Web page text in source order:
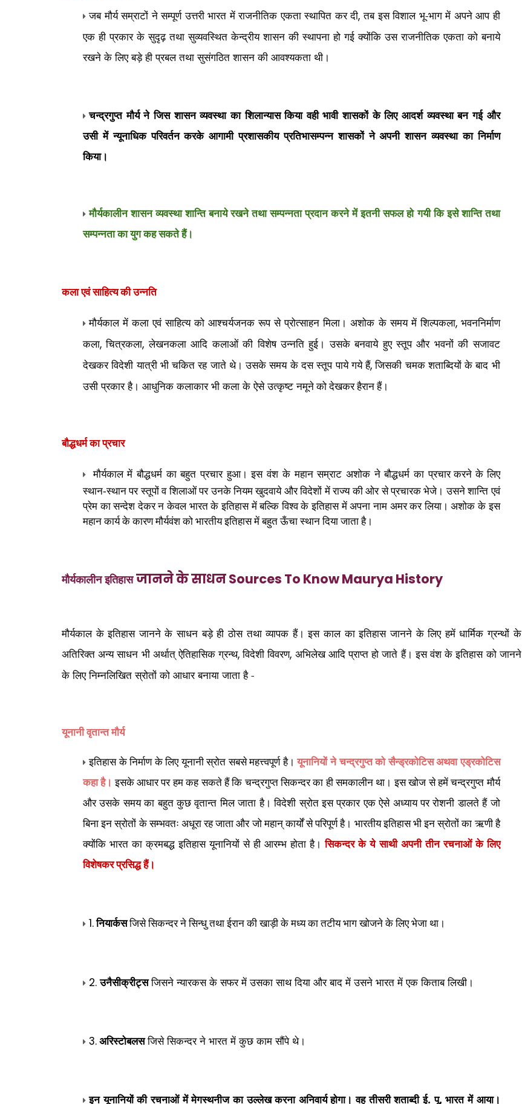
जब मौर्य सम्राटों ने सम्पूर्ण उत्तरी भारत में राजनीतिक एकता स्थापित कर दी,तब इस विशाल भू-भाग में अपने आप ही
एक ही प्रकार के सुदृढ़ तथा सुव्यवस्थित केन्द्रीय शासन की स्थापना हो गई क्योंकि उस राजनीतिक एकता को बनाये
रखने के लिए बड़े ही प्रबल तथा सुसंगठित शासन की आवश्यकता थी।
चन्द्रगुप्त मौर्य ने जिस शासन व्यवस्था का शिलान्यास किया वही भावी शासकों के लिए आदर्श व्यवस्था बन गई और
उसी में न्यूनाधिक परिवर्तन करके आगामी प्रशासकीय प्रतिभासम्पन्न शासकों ने अपनी शासन व्यवस्था का निर्माण
किया।
मौर्यकालीन शासन व्यवस्था शान्ति बनाये रखने तथा सम्पन्नता प्रदान करने में इतनी सफल हो गयी कि इसे शान्ति तथा
सम्पन्नता का युग कह सकते हैं।
कला एवं साहित्य की उन्नति
मौर्यकाल में कला एवं साहित्य को आश्चर्यजनक रूप से प्रोत्साहन मिला। अशोक के समय में शिल्पकला, भवननिर्माण
कला,चित्रकला,लेखनकला आदि कलाओं की विशेष उन्नति हुई। उसके बनवाये हुए स्तूप और भवनों की सजावट
देखकर विदेशी यात्री भी चकित रह जाते थे। उसके समय के दस स्तूप पाये गये हैं,जिसकी चमक शताब्दियों के बाद भी
उसी प्रकार है। आधुनिक कलाकार भी कला के ऐसे उत्कृष्टनमूने को देखकर हैरान हैं।
बौद्धधर्म का प्रचार
मौर्यकाल में बौद्धधर्म का बहुत प्रचार हुआ। इस वंश के महान सम्राट अशोक ने बौद्धधर्म काप्रचार करने के लिए
स्थान-स्थान पर स्तूपों व शिलाओं पर उनके नियम खुदवाये और विदेशों में राज्य की ओर सेप्रचारक भेजे। उसने शान्ति एवं
प्रेम का सन्देश देकर न केवल भारत के इतिहास में बल्कि विश्व के इतिहास मेंअपना नाम अमर कर लिया। अशोक के इस
महान कार्य के कारण मौर्यवंश को भारतीय इतिहास में बहुत ऊँचा स्थानदिया जाता है।
मौर्यकालीन इतिहास जानने के साधन Sources To Know Maurya History
मौर्यकाल के इतिहास जानने के साधन बड़े ही ठोस तथा व्यापक हैं। इस काल का इतिहास जानने के लिए हमें धार्मिक ग्रन्थों के
अतिरिक्त अन्य साधन भी अर्थात् ऐतिहासिक ग्रन्थ,विदेशी विवरण, अभिलेख आदि प्राप्त हो जाते हैं। इस वंश के इतिहास को जानने
के लिए निम्नलिखित स्रोतों को आधार बनाया जाता है -
यूनानी वृतान्त मौर्य
इतिहास के निर्माण के लिए यूनानी स्रोत सबसे महत्त्वपूर्ण है।यूनानियों ने चन्द्रगुप्त को सैन्ड्रकोटिस अथवा एड्रकोटिस
कहा है। इसके आधार पर हम कह सकते हैं कि चन्द्रगुप्त सिकन्दर का ही समकालीन था। इस खोज से हमें चन्द्रगुप्त मौर्य
और उसके समय का बहुत कुछ वृतान्त मिल जाता है। विदेशी स्रोत इस प्रकार एक ऐसे अध्याय पर रोशनी डालते हैं जो
बिना इन स्रोतों के सम्भवतः अधूरा रह जाता और जो महान् कार्यों से परिपूर्ण है। भारतीय इतिहास भी इन स्रोतों का ऋणी है
क्योंकि भारत का क्रमबद्ध इतिहास यूनानियों से ही आरम्भ होता है। सिकन्दर के ये साथी अपनी तीन रचनाओं के लिए
विशेषकर प्रसिद्ध हैं।
1. नियार्कसजिसे सिकन्दर ने सिन्धु तथा ईरान की खाड़ी के मध्य का तटीय भाग खोजने के लिए भेजा था।
2.उनैसीक्रीट्सजिसने न्यारकस के सफर में उसका साथ दिया और बाद में उसने भारत में एक किताब लिखी।
3.अरिस्टोबलसजिसे सिकन्दर ने भारत में कुछ काम सौंपे थे।
इन यूनानियों की रचनाओं में मेगस्थनीज का उल्लेख करना अनिवार्य होगा। वह तीसरी शताब्दी ई. पू. भारत में आया।